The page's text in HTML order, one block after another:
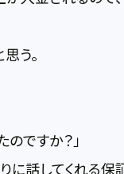
う。
ですか？」
に話してくれる保